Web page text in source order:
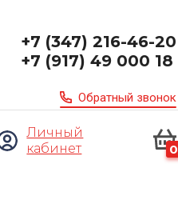
+7 (347) 216-46-20
+7 (917) 49 000 18
Обратный звонок
Личный
кабинет
0